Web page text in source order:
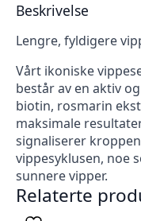
Beskrivelse
Lengre, fyldigere
Vårt ikoniske
består av en aktiv
biotin, rosmarin
maksimale
signaliserer
vippesyklusen, noe
sunnere vipper.
Relaterte